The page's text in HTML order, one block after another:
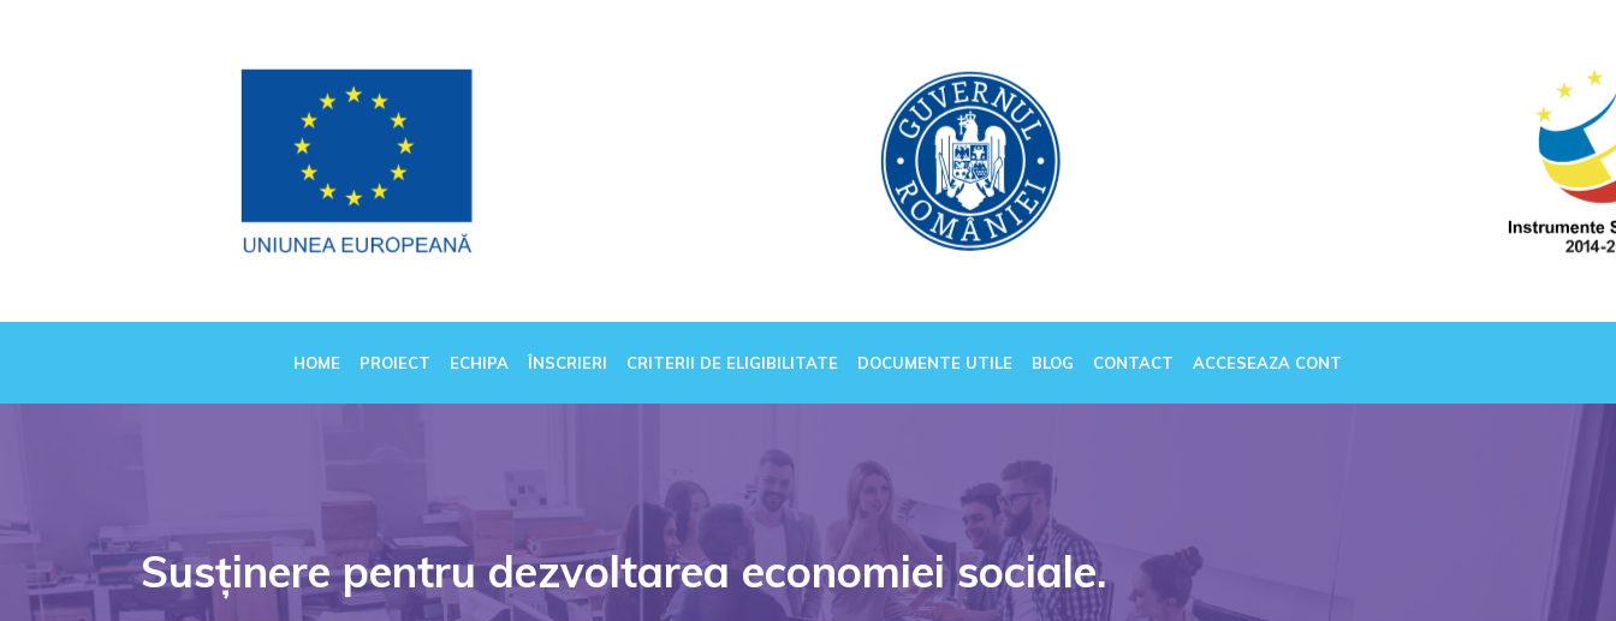
HOME PROIECT ECHIPA ÎNSCRIERI CRITERII DE ELIGIBILITATE DOCUMENTE UTILE BLOG CONTACT ACCESEAZA CONT
Susținere pentru dezvoltarea economiei sociale.